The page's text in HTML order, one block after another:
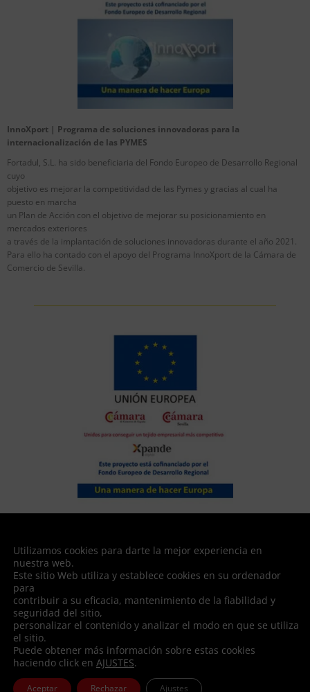
InnoXport | Programa de soluciones innovadoras para la
internacionalización de las PYMES
Fortadul, S.L. ha sido beneficiaria del Fondo Europeo de Desarrollo Regional
cuyo
objetivo es mejorar la competitividad de las Pymes y gracias al cual ha
puesto en marcha
un Plan de Acción con el objetivo de mejorar su posicionamiento en
mercados exteriores
a través de la implantación de soluciones innovadoras durante el año 2021.
Para ello ha contado con el apoyo del Programa InnoXport de la Cámara de
Comercio de Sevilla.
Fortadul, s.L. ha sido beneficiaria del Fondo Europeo de Desarrollo Regional
cuyo objetivo es mejorar la competitividad de las Pymes y gracias al cual ha
puesto en marcha un Plan de Marketing Digital Internacional con el objetivo
de mejorar su posicionamiento online en mercados exteriores durante el
año 2020. Para ello ha contado con el apoyo del Programa XPANDE DIGITAL
de la Cámara de Comercio de Sevilla.
© FORTADUL, S.L. Todos los derechos reservados | Designed
by Oficina de Arte
Utilizamos cookies para darte la mejor experiencia en
nuestra web.
Este sitio Web utiliza y establece cookies en su ordenador
para
contribuir a su eficacia, mantenimiento de la fiabilidad y
seguridad del sitio,
personalizar el contenido y analizar el modo en que se utiliza
el sitio.
Puede obtener más información sobre estas cookies
haciendo click en AJUSTES.
Aceptar Rechazar Ajustes